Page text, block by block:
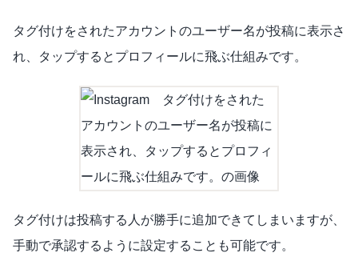
タグ付けをされたアカウントのユーザー名が投稿に表示さ
れ、タップするとプロフィールに飛ぶ仕組みです。
タグ付けは投稿する人が勝手に追加できてしまいますが、
手動で承認するように設定することも可能です。